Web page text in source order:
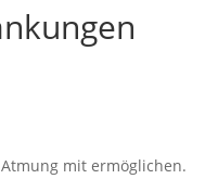
mit ermöglichen.